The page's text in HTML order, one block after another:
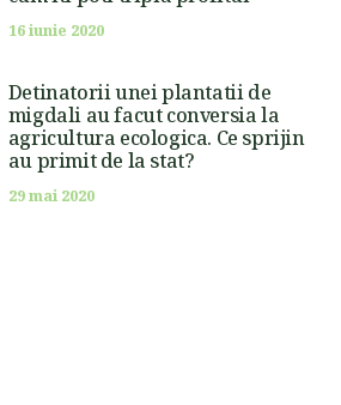
16 iunie 2020
Detinatorii unei plantatii de
migdali au facut conversia la
agricultura ecologica. Ce sprijin
au primit de la stat?
29 mai 2020